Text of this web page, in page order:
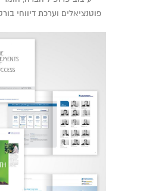
פוטנציאלים וערכת דיווחי